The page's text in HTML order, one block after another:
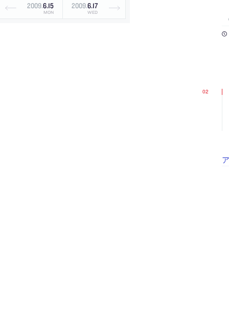
2009.6.15
MON
2009.6.17
WED